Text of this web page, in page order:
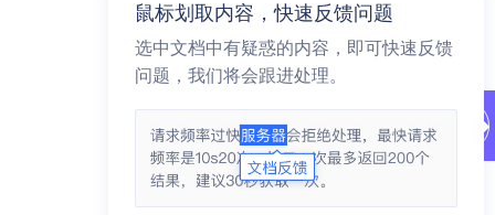
鼠标划取内容，快速反馈问题
选中文档中有疑惑的内容，即可快速反馈
问题，我们将会跟进处理。